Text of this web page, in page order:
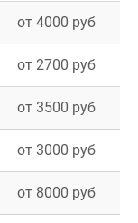
от 4000 руб
от 2700 руб
от 3500 руб
от 3000 руб
от 8000 руб